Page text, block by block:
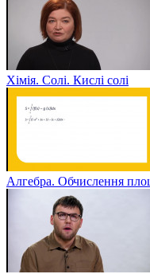
Хімія. Солі. Кислі солі
Алгебра. Обчислення